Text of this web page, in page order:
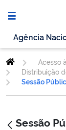
Agência
Acesso
Distribuição
Sessão
Sessão